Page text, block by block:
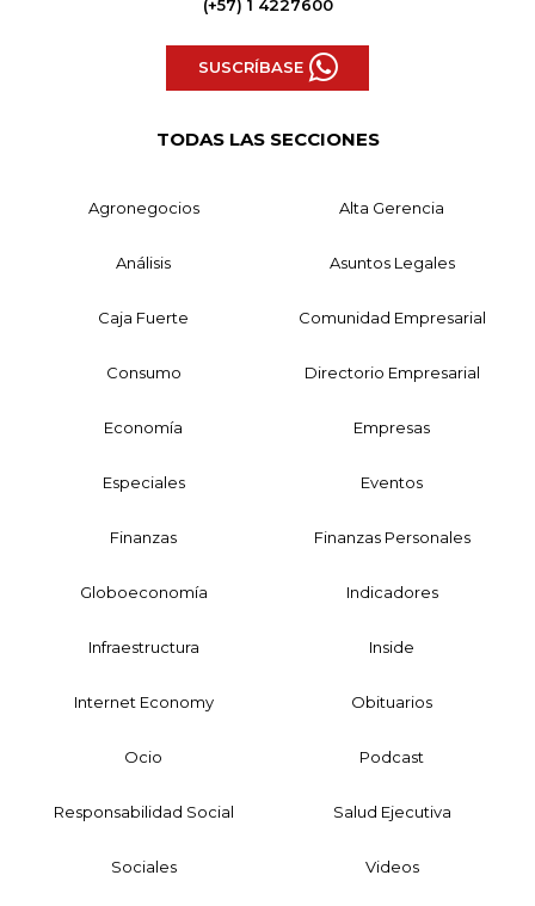
(+57) 1 4227600
SUSCRÍBASE
TODAS LAS SECCIONES
Agronegocios Alta Gerencia
Análisis Asuntos Legales
Caja Fuerte Comunidad Empresarial
Consumo Directorio Empresarial
Economía Empresas
Especiales Eventos
Finanzas Finanzas Personales
Globoeconomía Indicadores
Infraestructura Inside
Internet Economy Obituarios
Ocio Podcast
Responsabilidad Social Salud Ejecutiva
Sociales Videos